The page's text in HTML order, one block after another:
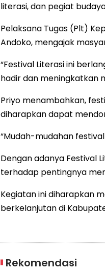
literasi, dan pegiat
Pelaksana Tugas (Plt)
Andoko, mengajak
“Festival Literasi ini
hadir dan meningkatkan
Priyo menambahkan,
diharapkan dapat
“Mudah-mudahan
Dengan adanya Festival
terhadap pentingnya
Kegiatan ini diharapkan
berkelanjutan di
Rekomendasi